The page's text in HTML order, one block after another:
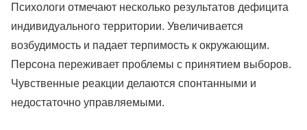
Психологи отмечают несколько результатов дефицита
индивидуального территории. Увеличивается
возбудимость и падает терпимость к окружающим.
Персона переживает проблемы с принятием выборов.
Чувственные реакции делаются спонтанными и
недостаточно управляемыми.